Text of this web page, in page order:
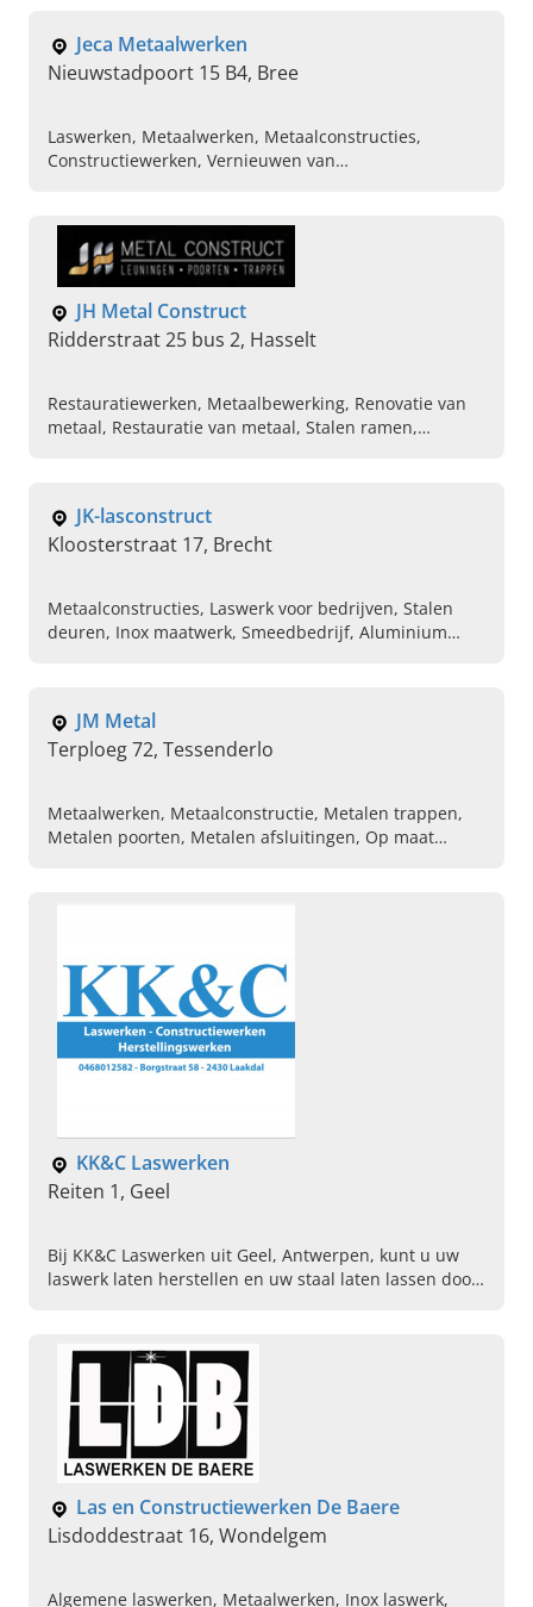
Jeca Metaalwerken
Nieuwstadpoort 15 B4, Bree
Laswerken, Metaalwerken, Metaalconstructies,
Constructiewerken, Vernieuwen van
JH Metal Construct
Ridderstraat 25 bus 2, Hasselt
Restauratiewerken, Metaalbewerking, Renovatie van
metaal, Restauratie van metaal, Stalen ramen,
JK-lasconstruct
Kloosterstraat 17, Brecht
Metaalconstructies, Laswerk voor bedrijven, Stalen
deuren, Inox maatwerk, Smeedbedrijf, Aluminium
JM Metal
Terploeg 72, Tessenderlo
Metaalwerken, Metaalconstructie, Metalen trappen,
Metalen poorten, Metalen afsluitingen, Op maat
KK&C Laswerken
Reiten 1, Geel
Bij KK&C Laswerken uit Geel, Antwerpen, kunt u uw
laswerk laten herstellen en uw staal laten lassen door
Las en Constructiewerken De Baere
Lisdoddestraat 16, Wondelgem
Algemene laswerken, Metaalwerken, Inox laswerk,